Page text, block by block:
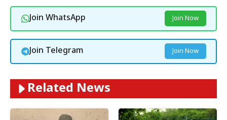
Join WhatsApp Join Now
Join Telegram Join Now
Related News